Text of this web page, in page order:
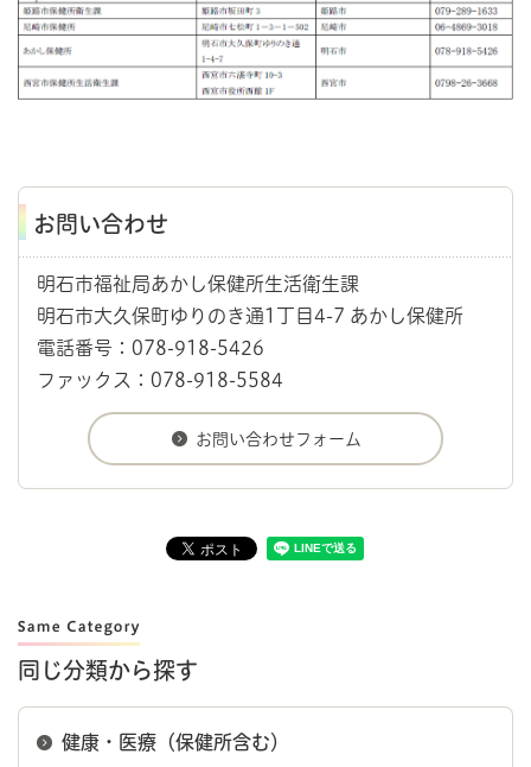
お問い合わせ
明石市福祉局あかし保健所生活衛生課
明石市大久保町ゆりのき通1丁目4-7 あかし保健所
電話番号：078-918-5426
ファックス：078-918-5584
同じ分類から探す
健康・医療（保健所含む）